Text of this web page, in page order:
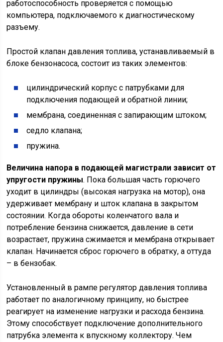
работоспособность проверяется с помощью
компьютера, подключаемого к диагностическому
разъему.
Простой клапан давления топлива, устанавливаемый в
блоке бензонасоса, состоит из таких элементов:
цилиндрический корпус с патрубками для
подключения подающей и обратной линии;
мембрана, соединенная с запирающим штоком;
седло клапана;
пружина.
Величина напора в подающей магистрали зависит от
упругости пружины. Пока большая часть горючего
уходит в цилиндры (высокая нагрузка на мотор), она
удерживает мембрану и шток клапана в закрытом
состоянии. Когда обороты коленчатого вала и
потребление бензина снижается, давление в сети
возрастает, пружина сжимается и мембрана открывает
клапан. Начинается сброс горючего в обратку, а оттуда
– в бензобак.
Установленный в рампе регулятор давления топлива
работает по аналогичному принципу, но быстрее
реагирует на изменение нагрузки и расхода бензина.
Этому способствует подключение дополнительного
патрубка элемента к впускному коллектору. Чем